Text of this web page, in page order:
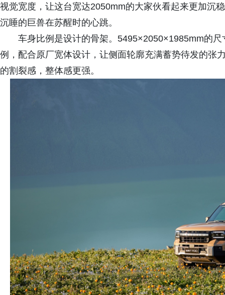
视觉宽度，让这台宽达2050mm的大家伙看起来更加沉
沉睡的巨兽在苏醒时的心跳。
车身比例是设计的骨架。5495×2050×1985mm的
例，配合原厂宽体设计，让侧面轮廓充满蓄势待发的张
的割裂感，整体感更强。